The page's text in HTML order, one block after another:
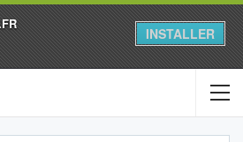
INSTALLER